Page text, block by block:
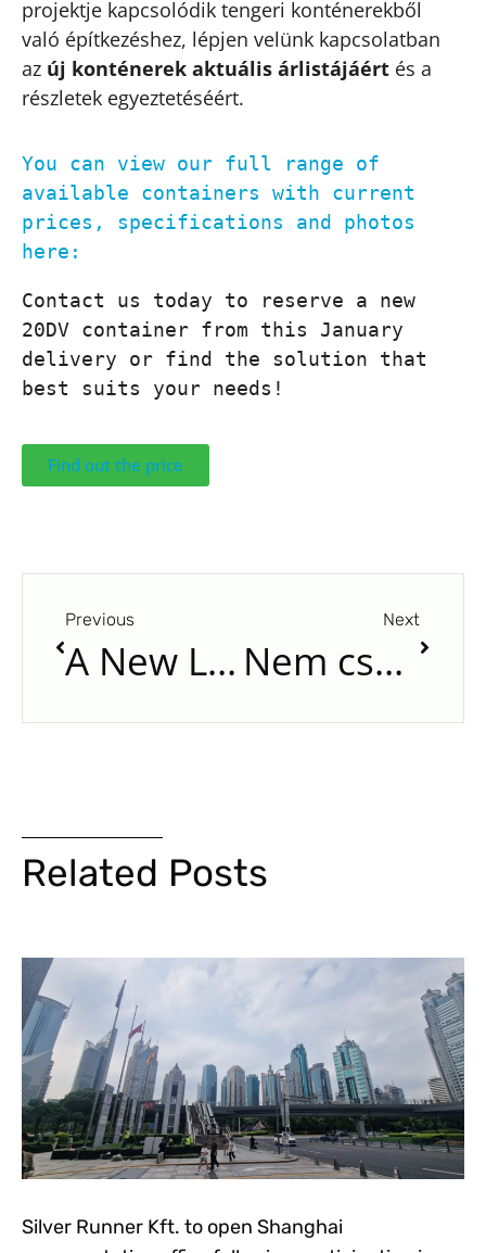
projektje kapcsolódik tengeri konténerekből
való építkezéshez, lépjen velünk kapcsolatban
az új konténerek aktuális árlistájáért és a
részletek egyeztetéséért.
You can view our full range of
available containers with current
prices, specifications and photos
here:
Contact us today to reserve a new
20DV container from this January
delivery or find the solution that
best suits your needs!
Find out the price
Previous
A New Logistics Hub in Austria: Our Containers Are Now Available at the Gates of Vienna
Next
Nem csak egy vasdoboz: mennyi ideig használható valójában egy tengeri konténer, és miért fontos ez?
Related Posts
Silver Runner Kft. to open Shanghai